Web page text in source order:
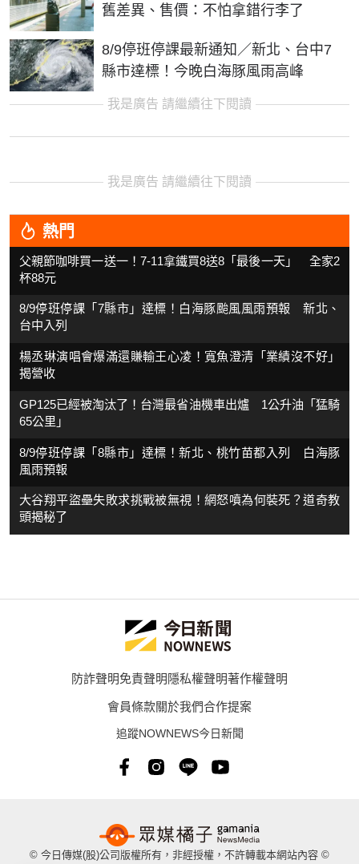
舊差異、售價：不怕拿錯行李了
8/9停班停課最新通知／新北、台中7
縣市達標！今晚白海豚風雨高峰
我是廣告 請繼續往下閱讀
我是廣告 請繼續往下閱讀
熱門
父親節咖啡買一送一！7-11拿鐵買8送8「最後一天」 全家2
杯88元
8/9停班停課「7縣市」達標！白海豚颱風風雨預報 新北、
台中入列
楊丞琳演唱會爆滿還賺輸王心凌！寬魚澄清「業績沒不好」
揭營收
GP125已經被淘汰了！台灣最省油機車出爐 1公升油「猛騎
65公里」
8/9停班停課「8縣市」達標！新北、桃竹苗都入列 白海豚
風雨預報
大谷翔平盜壘失敗求挑戰被無視！網怒噴為何裝死？道奇教
頭揭秘了
防詐聲明免責聲明隱私權聲明著作權聲明
會員條款關於我們合作提案
追蹤NOWNEWS今日新聞
© 今日傳媒(股)公司版權所有，非經授權，不許轉載本網站內容 ©